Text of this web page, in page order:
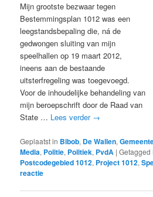
Mijn grootste bezwaar tegen
Bestemmingsplan 1012 was een
leegstandsbepaling die, ná de
gedwongen sluiting van mijn
speelhallen op 19 maart 2012,
ineens aan de bestaande
uitsterfregeling was toegevoegd.
Voor de inhoudelijke behandeling van
mijn beroepschrift door de Raad van
State … Lees verder →
Geplaatst in Bibob, De Wallen,
Media, Politie, Politiek, PvdA |Getagged
Postcodegebied 1012, Project 1012,
reactie